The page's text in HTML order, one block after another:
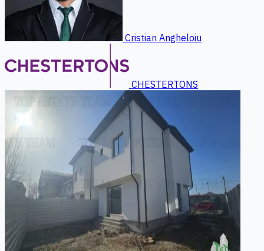
Cristian Angheloiu
CHESTERTONS